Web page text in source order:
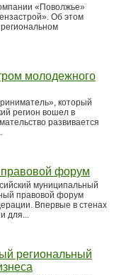
«Поволжье»
Об этом
молодежного
который
регион вошел в
развивается
форум
муниципальный
правовой форум
Впервые в стенах
для...
региональный